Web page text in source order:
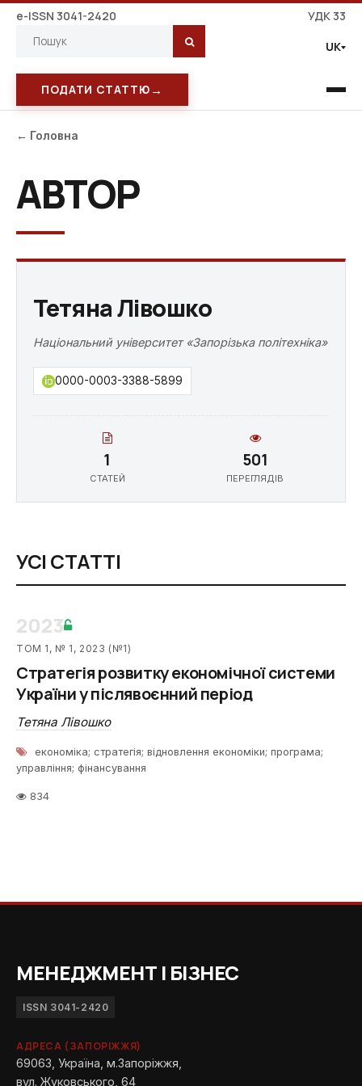
e-ISSN 3041-2420 УДК 33
UK
ПОДАТИ СТАТТЮ →
← Головна
АВТОР
Тетяна Лівошко
Національний університет «Запорізька політехніка»
0000-0003-3388-5899
1
СТАТЕЙ
501
ПЕРЕГЛЯДІВ
УСІ СТАТТІ
2023
ТОМ 1, № 1, 2023 (№1)
Стратегія розвитку економічної системи
України у післявоєнний період
Тетяна Лівошко
економіка; стратегія; відновлення економіки; програма;
управління; фінансування
834
МЕНЕДЖМЕНТ І БІЗНЕС
ISSN 3041-2420
АДРЕСА (ЗАПОРІЖЖЯ)
69063, Україна, м.Запоріжжя,
вул. Жуковського, 64